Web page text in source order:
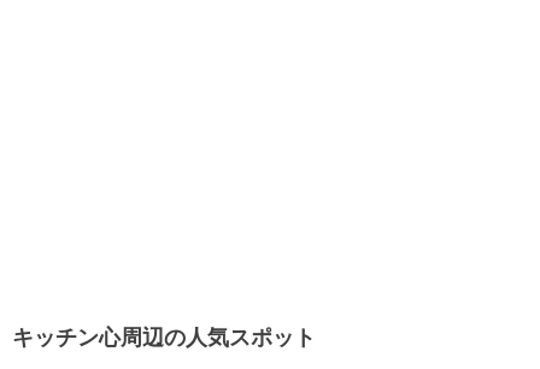
キッチン心周辺の人気スポット